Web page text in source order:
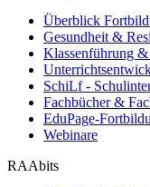
Überblick
Gesundheit &
Klassenführung
SchiLf -
Fachbücher &
EduPage-
Webinare
RAAbits